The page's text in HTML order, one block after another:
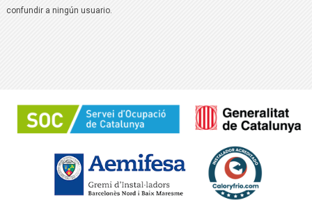
confundir a ningún usuario.